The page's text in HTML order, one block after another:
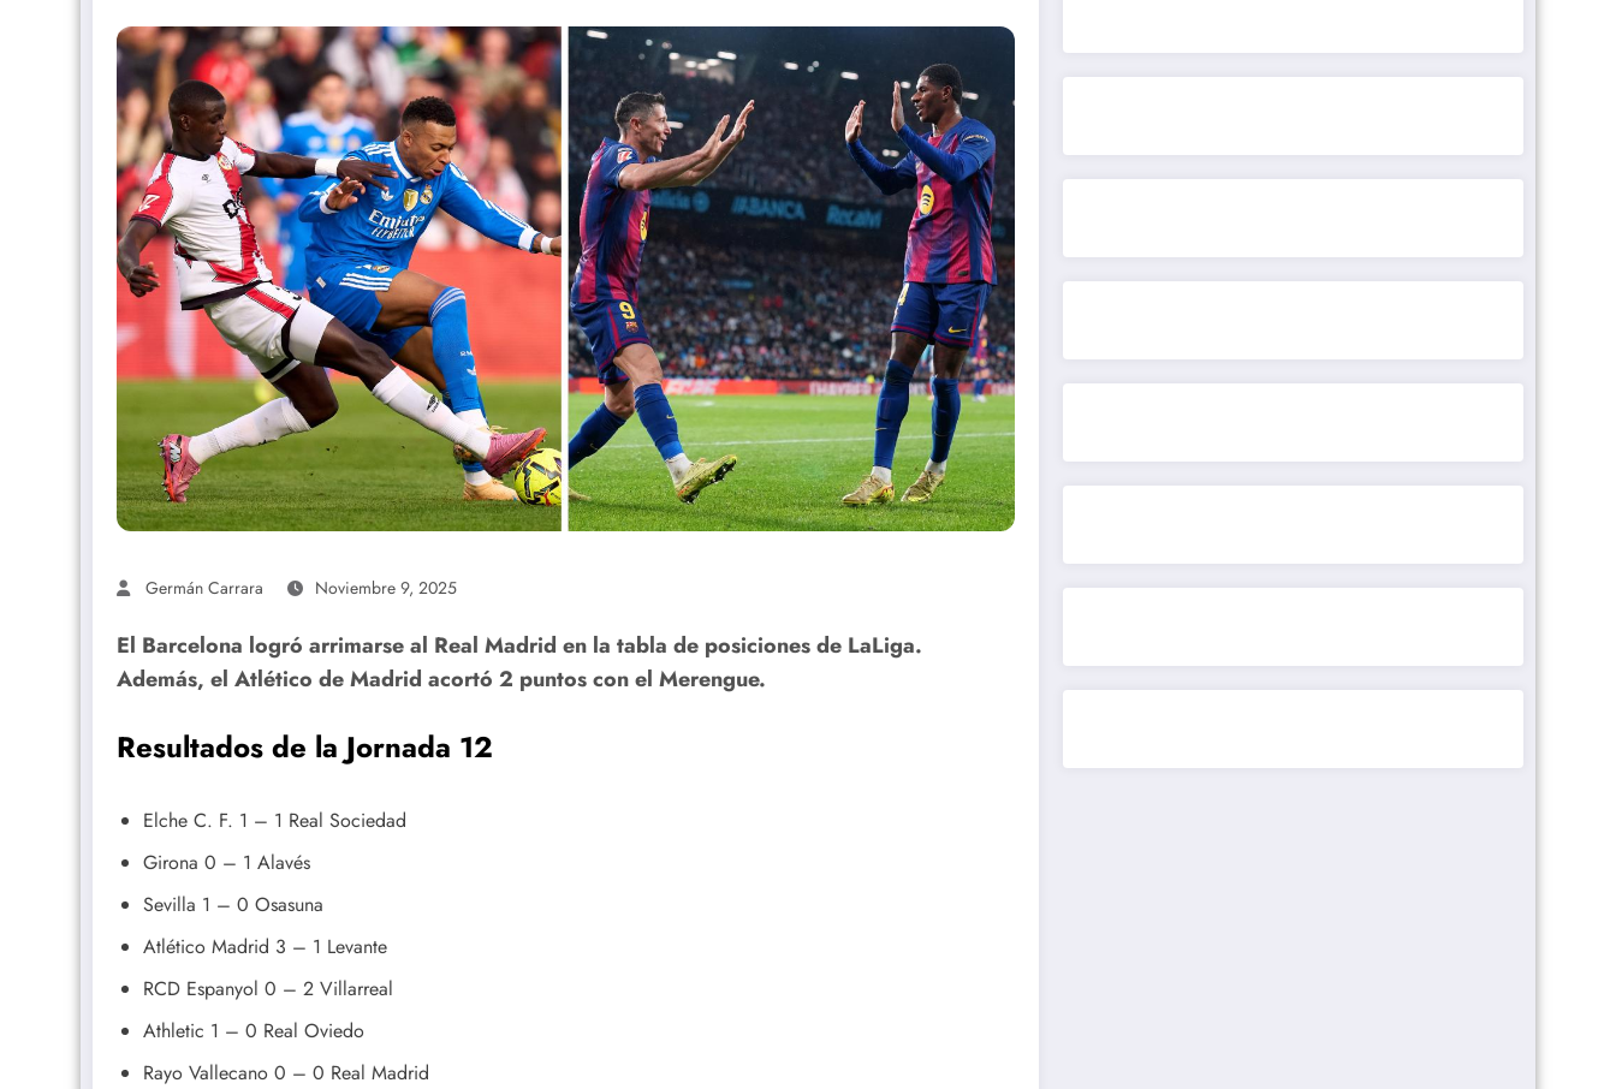
Germán Carrara Noviembre 9, 2025
El Barcelona logró arrimarse al Real Madrid en la tabla de posiciones de LaLiga.
Además, el Atlético de Madrid acortó 2 puntos con el Merengue.
Resultados de la Jornada 12
Elche C. F. 1 – 1 Real Sociedad
Girona 0 – 1 Alavés
Sevilla 1 – 0 Osasuna
Atlético Madrid 3 – 1 Levante
RCD Espanyol 0 – 2 Villarreal
Athletic 1 – 0 Real Oviedo
Rayo Vallecano 0 – 0 Real Madrid